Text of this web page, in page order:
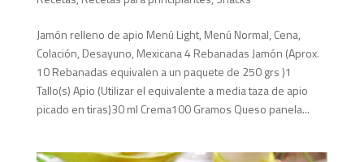
Jamón relleno de apio Menú Light, Menú Normal, Cena,
Colación, Desayuno, Mexicana 4 Rebanadas Jamón (Aprox.
10 Rebanadas equivalen a un paquete de 250 grs )1
Tallo(s) Apio (Utilizar el equivalente a media taza de apio
picado en tiras)30 ml Crema100 Gramos Queso panela...